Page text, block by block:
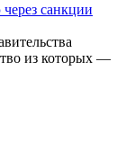
санкции
из которых —